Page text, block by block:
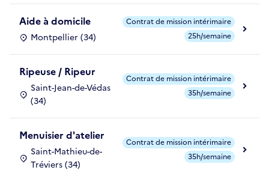
Aide à domicile
Montpellier (34)
Contrat de mission intérimaire
25h/semaine
Ripeuse / Ripeur
Saint-Jean-de-Védas
(34)
Contrat de mission intérimaire
35h/semaine
Menuisier d'atelier
Saint-Mathieu-de-
Tréviers (34)
Contrat de mission intérimaire
35h/semaine